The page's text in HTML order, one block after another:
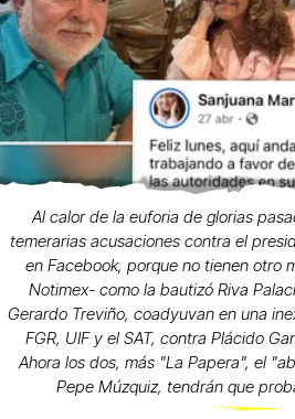
Al calor de la euforia de glorias
temerarias acusaciones contra el
en Facebook, porque no tienen otro
Notimex- como la bautizó Riva
Gerardo Treviño, coadyuvan en una
FGR, UIF y el SAT, contra Plácido
Ahora los dos, más "La Papera", el
Pepe Múzquiz, tendrán que